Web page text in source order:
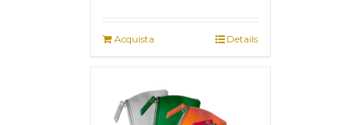
Acquista Details